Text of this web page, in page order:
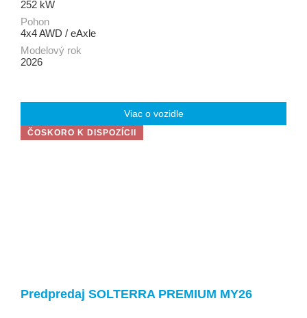
252 kW
Pohon
4x4 AWD / eAxle
Modelový rok
2026
Viac o vozidle
ČOSKORO K DISPOZÍCII
Predpredaj SOLTERRA PREMIUM MY26